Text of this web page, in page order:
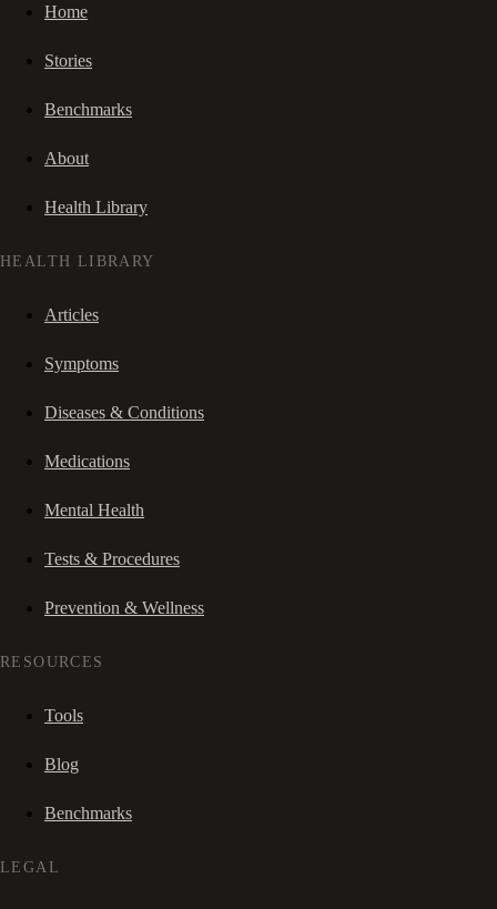
Home
Stories
Benchmarks
About
Health Library
HEALTH LIBRARY
Articles
Symptoms
Diseases & Conditions
Medications
Mental Health
Tests & Procedures
Prevention & Wellness
RESOURCES
Tools
Blog
Benchmarks
LEGAL